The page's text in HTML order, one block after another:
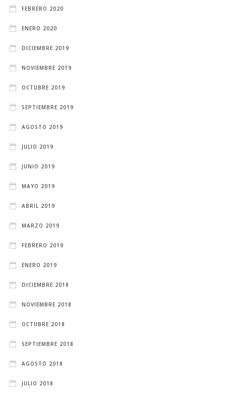
FEBRERO 2020
ENERO 2020
DICIEMBRE 2019
NOVIEMBRE 2019
OCTUBRE 2019
SEPTIEMBRE 2019
AGOSTO 2019
JULIO 2019
JUNIO 2019
MAYO 2019
ABRIL 2019
MARZO 2019
FEBRERO 2019
ENERO 2019
DICIEMBRE 2018
NOVIEMBRE 2018
OCTUBRE 2018
SEPTIEMBRE 2018
AGOSTO 2018
JULIO 2018